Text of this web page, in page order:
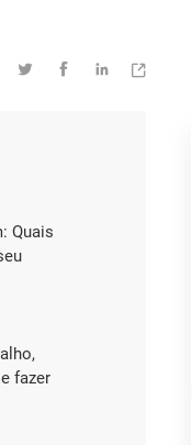
   
Quais
fazer